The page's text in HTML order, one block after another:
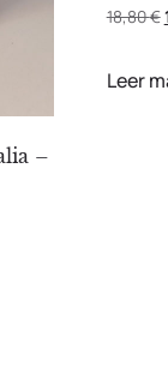
–
18,80€
Leer